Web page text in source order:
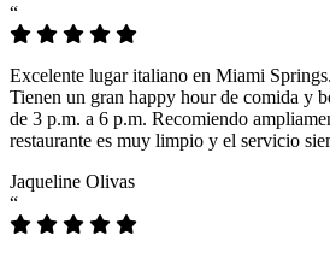
“
Excelente lugar italiano en Miami
Tienen un gran happy hour de comida y
de 3 p.m. a 6 p.m. Recomiendo
restaurante es muy limpio y el servicio
Jaqueline Olivas
“